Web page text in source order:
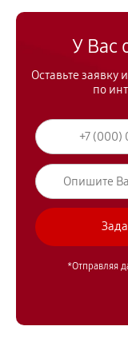
У Вас
Оставьте заявку
по
*Отправляя